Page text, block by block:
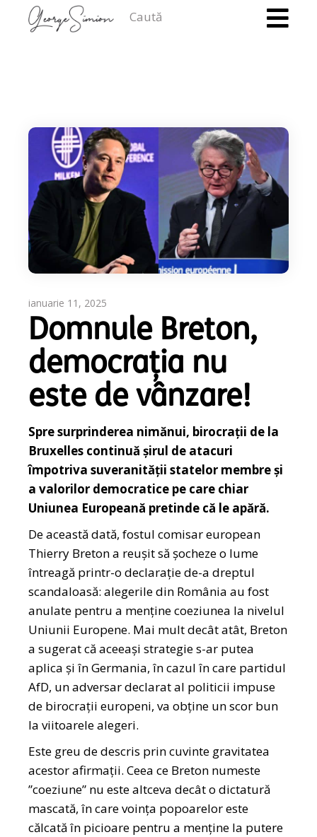
ianuarie 11, 2025
Domnule Breton,
democrația nu
este de vânzare!
Spre surprinderea nimănui, birocrații de la
Bruxelles continuă șirul de atacuri
împotriva suveranității statelor membre și
a valorilor democratice pe care chiar
Uniunea Europeană pretinde că le apără.
De această dată, fostul comisar european
Thierry Breton a reușit să șocheze o lume
întreagă printr-o declarație de-a dreptul
scandaloasă: alegerile din România au fost
anulate pentru a menține coeziunea la nivelul
Uniunii Europene. Mai mult decât atât, Breton
a sugerat că aceeași strategie s-ar putea
aplica și în Germania, în cazul în care partidul
AfD, un adversar declarat al politicii impuse
de birocrații europeni, va obține un scor bun
la viitoarele alegeri.
Este greu de descris prin cuvinte gravitatea
acestor afirmații. Ceea ce Breton numeste
”coeziune” nu este altceva decât o dictatură
mascată, în care voința popoarelor este
călcată în picioare pentru a menține la putere